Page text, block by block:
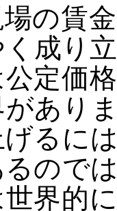
の賃
成り
公定価
あり
るに
ので
界的